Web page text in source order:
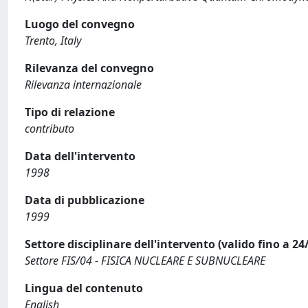
Luogo del convegno
Trento, Italy
Rilevanza del convegno
Rilevanza internazionale
Tipo di relazione
contributo
Data dell'intervento
1998
Data di pubblicazione
1999
Settore disciplinare dell'intervento (valido fino a
Settore FIS/04 - FISICA NUCLEARE E SUBNUCLEARE
Lingua del contenuto
English